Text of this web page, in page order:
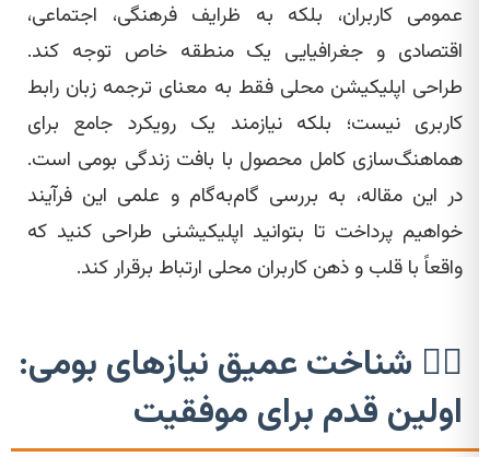
عمومی کاربران، بلکه به ظرایف فرهنگی، اجتماعی،
اقتصادی و جغرافیایی یک منطقه خاص توجه کند.
طراحی اپلیکیشن محلی فقط به معنای ترجمه زبان رابط
کاربری نیست؛ بلکه نیازمند یک رویکرد جامع برای
هماهنگ‌سازی کامل محصول با بافت زندگی بومی است.
در این مقاله، به بررسی گام‌به‌گام و علمی این فرآیند
خواهیم پرداخت تا بتوانید اپلیکیشنی طراحی کنید که
واقعاً با قلب و ذهن کاربران محلی ارتباط برقرار کند.
🕵️‍♀️ شناخت عمیق نیازهای بومی:
اولین قدم برای موفقیت